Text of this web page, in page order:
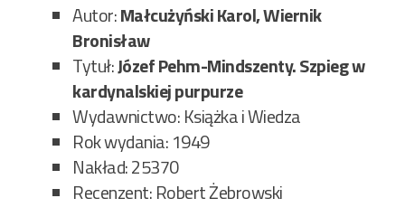
Autor:Małcużyński Karol, Wiernik
Bronisław
Tytuł:Józef Pehm-Mindszenty. Szpieg w
kardynalskiej purpurze
Wydawnictwo: Książka i Wiedza
Rok wydania: 1949
Nakład: 25370
Recenzent: Robert Żebrowski